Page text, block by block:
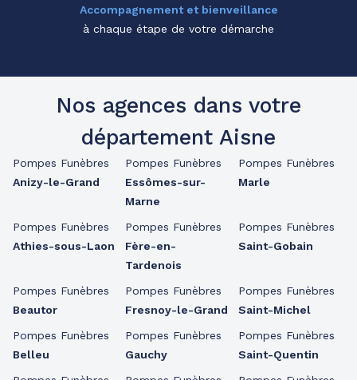
Accompagnement et bienveillance
à chaque étape de votre démarche
Nos agences dans votre
département Aisne
Pompes Funèbres
Anizy-le-Grand
Pompes Funèbres
Athies-sous-Laon
Pompes Funèbres
Beautor
Pompes Funèbres
Belleu
Pompes Funèbres
Essômes-sur-
Marne
Pompes Funèbres
Fère-en-
Tardenois
Pompes Funèbres
Fresnoy-le-Grand
Pompes Funèbres
Gauchy
Pompes Funèbres
Marle
Pompes Funèbres
Saint-Gobain
Pompes Funèbres
Saint-Michel
Pompes Funèbres
Saint-Quentin